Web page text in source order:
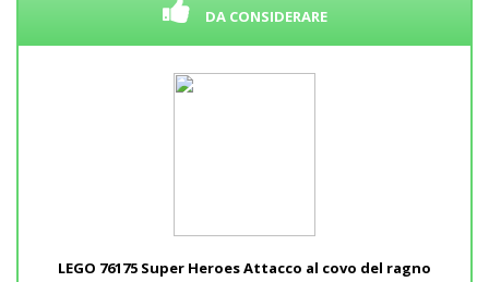
DA CONSIDERARE
LEGO 76175 Super Heroes Attacco al covo del ragno